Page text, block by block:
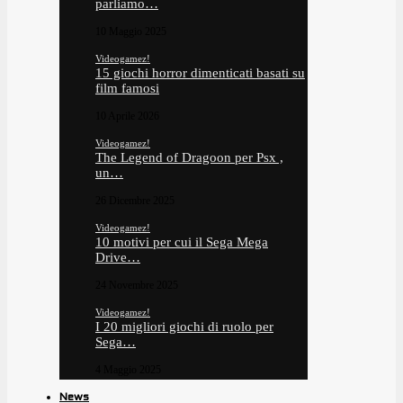
parliamo…
Videogamez!
15 giochi horror dimenticati basati su
film famosi
Videogamez!
The Legend of Dragoon per Psx ,
un…
Videogamez!
10 motivi per cui il Sega Mega
Drive…
Videogamez!
I 20 migliori giochi di ruolo per
Sega…
News